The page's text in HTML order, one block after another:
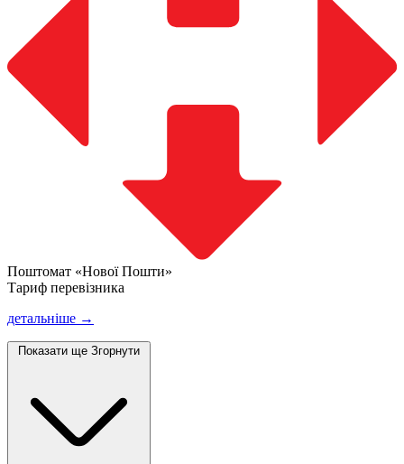
Поштомат «Нової Пошти»
Тариф перевізника
детальніше →
Показати ще Згорнути